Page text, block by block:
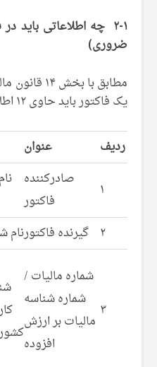
۲-۱ چه اطلاعاتی باید
ضروری)
یک فاکتور باید حاوی ۱۲ اطلاعات ضروری باشد:
ردیف عنوان
۱
صادرکننده
فاکتور
۲ گیرنده فاکتورنام
۳
شماره مالیات /
شماره شناسه
مالیات بر ارزش
افزوده